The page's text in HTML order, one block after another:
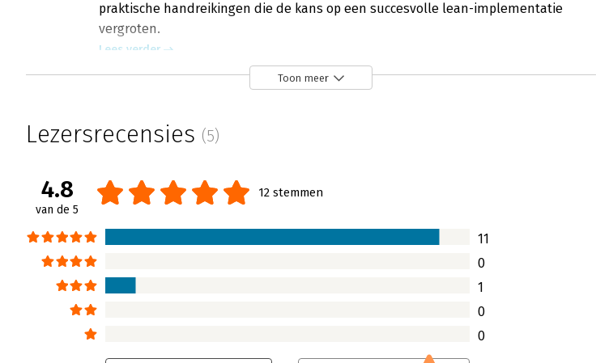
praktische handreikingen die de kans op een succesvolle lean-implementatie
vergroten.
Lees verder
Toon meer
Lezersrecensies (5)
4.8
van de 5
12 stemmen
11
0
1
0
0